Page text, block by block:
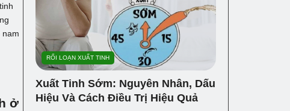
nam
ở
RỐI LOẠN XUẤT TINH
Xuất Tinh Sớm: Nguyên Nhân, Dấu
Hiệu Và Cách Điều Trị Hiệu Quả